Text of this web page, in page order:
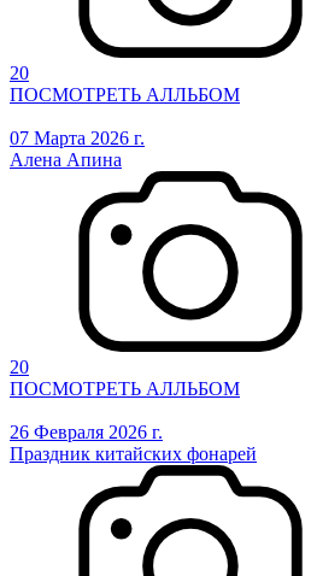
20
ПОСМОТРЕТЬ АЛЛЬБОМ
07 Марта 2026 г.
Алена Апина
20
ПОСМОТРЕТЬ АЛЛЬБОМ
26 Февраля 2026 г.
Праздник китайских фонарей